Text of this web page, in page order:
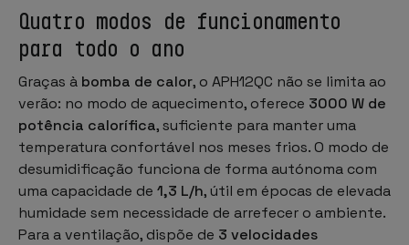
Quatro modos de funcionamento
para todo o ano
Graças à bomba de calor, o APH12QC não se limita ao
verão: no modo de aquecimento, oferece 3000 W de
potência calorífica, suficiente para manter uma
temperatura confortável nos meses frios. O modo de
desumidificação funciona de forma autónoma com
uma capacidade de 1,3 L/h, útil em épocas de elevada
humidade sem necessidade de arrefecer o ambiente.
Para a ventilação, dispõe de 3 velocidades